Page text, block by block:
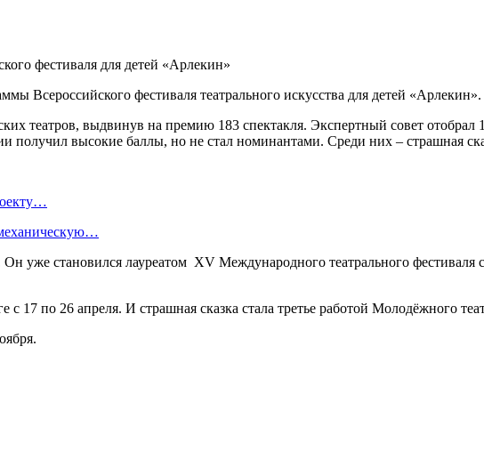
Всероссийского фестиваля театрального искусства для детей «Арлекин».
театров, выдвинув на премию 183 спектакля. Экспертный совет отобрал
получил высокие баллы, но не стал номинантами. Среди них – страшная
Он уже становился лауреатом XV Международного театрального
17 по 26 апреля. И страшная сказка стала третье работой Молодёжного